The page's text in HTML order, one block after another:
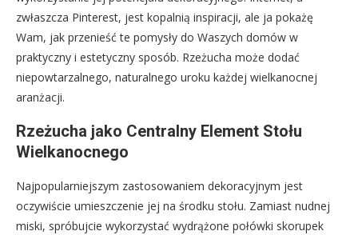
zwłaszcza Pinterest, jest kopalnią inspiracji, ale ja pokażę
Wam, jak przenieść te pomysły do Waszych domów w
praktyczny i estetyczny sposób. Rzeżucha może dodać
niepowtarzalnego, naturalnego uroku każdej wielkanocnej
aranżacji.
Rzeżucha jako Centralny Element Stołu
Wielkanocnego
Najpopularniejszym zastosowaniem dekoracyjnym jest
oczywiście umieszczenie jej na środku stołu. Zamiast nudnej
miski, spróbujcie wykorzystać wydrążone połówki skorupek